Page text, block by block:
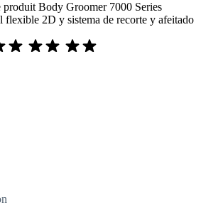
produit Body Groomer 7000 Series
flexible 2D y sistema de recorte y afeitado